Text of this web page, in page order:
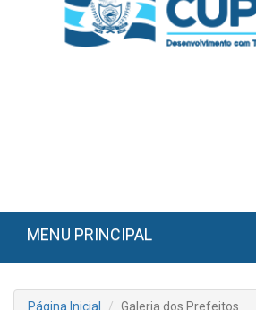
MENU PRINCIPAL
Página Inicial Galeria dos Prefeitos